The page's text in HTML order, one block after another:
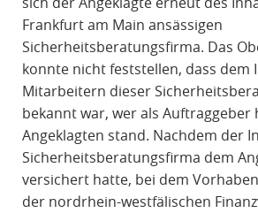
Frankfurt am Main ansässigen
Sicherheitsberatungsfirma. Das
konnte nicht feststellen, dass dem
Mitarbeitern dieser
bekannt war, wer als Auftraggeber
Angeklagten stand. Nachdem der
Sicherheitsberatungsfirma dem
versichert hatte, bei dem
der nordrhein-westfälischen